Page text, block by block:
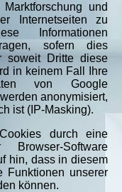
und
Internetseiten zu
Informationen
sofern dies
soweit Dritte diese
in keinem Fall Ihre
von Google
anonymisiert,
ist (IP-Masking).
durch eine
Software
hin, dass in diesem
Funktionen unserer
können.